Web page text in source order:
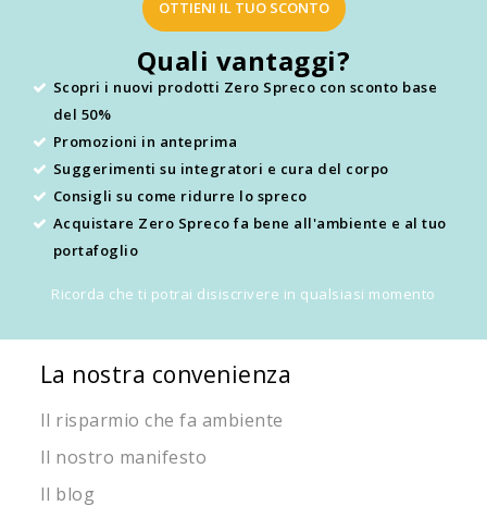
OTTIENI IL TUO SCONTO
Quali vantaggi?
Scopri i nuovi prodotti Zero Spreco con sconto base
del 50%
Promozioni in anteprima
Suggerimenti su integratori e cura del corpo
Consigli su come ridurre lo spreco
Acquistare Zero Spreco fa bene all'ambiente e al tuo
portafoglio
Ricorda che ti potrai disiscrivere in qualsiasi momento
La nostra convenienza
Il risparmio che fa ambiente
Il nostro manifesto
Il blog